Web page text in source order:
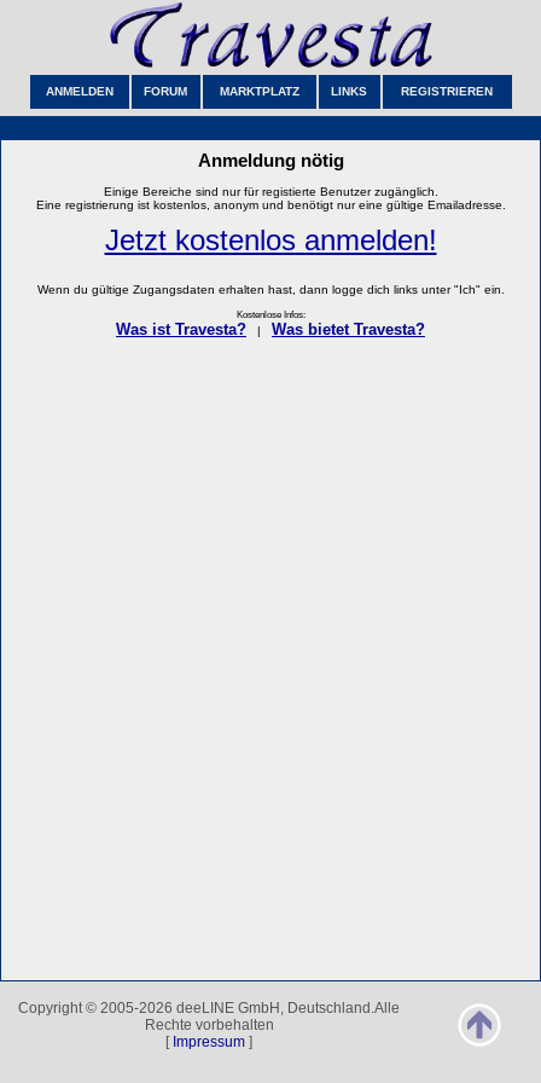
ANMELDEN FORUM MARKTPLATZ LINKS REGISTRIEREN
Anmeldung nötig
Einige Bereiche sind nur für registierte Benutzer zugänglich.
Eine registrierung ist kostenlos, anonym und benötigt nur eine gültige Emailadresse.
Jetzt kostenlos anmelden!
Wenn du gültige Zugangsdaten erhalten hast, dann logge dich links unter "Ich" ein.
Kostenlose Infos:
Was ist Travesta? Was bietet Travesta?
Copyright © 2005-2026 deeLINE GmbH, Deutschland.Alle
Rechte vorbehalten
[ Impressum ]